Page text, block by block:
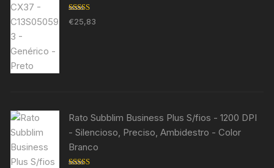
Avaliação
5.00de 5
€25,83
Rato Subblim Business Plus S/fios - 1200 DPI
- Silencioso, Preciso, Ambidestro - Color
Branco